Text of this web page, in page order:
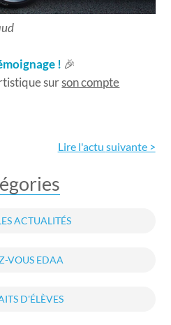
! 🎉
surson compte
Lire l'actu suivante >
ACTUALITÉS
VOUS EDAA
D'ÉLÈVES